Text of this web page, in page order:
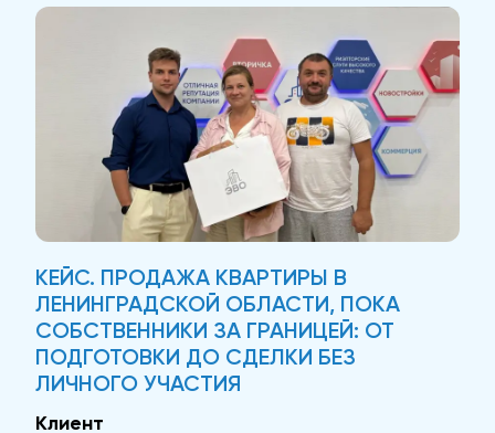
снимков нанимателей было сложно привлечь
КЕЙС. ПРОДАЖА КВАРТИРЫ В
ЛЕНИНГРАДСКОЙ ОБЛАСТИ, ПОКА
СОБСТВЕННИКИ ЗА ГРАНИЦЕЙ: ОТ
ПОДГОТОВКИ ДО СДЕЛКИ БЕЗ
ЛИЧНОГО УЧАСТИЯ
Клиент